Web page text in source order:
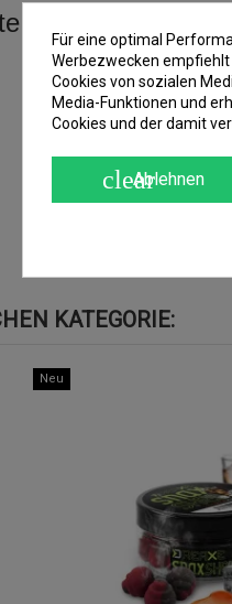
Karpfenangler
KATEGORIE:
Neu
Für eine optimal
Werbezwecken empfiehlt
Cookies von sozialen
Media-Funktionen und
Cookies und der damit
clearAblehnen